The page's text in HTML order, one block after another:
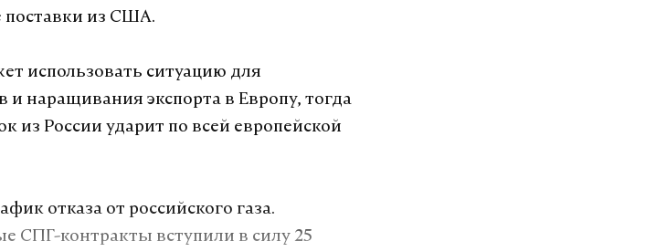
поставки из США.
использовать ситуацию для
и наращивания экспорта в Европу, тогда
из России ударит по всей европейской
отказа от российского газа.
СПГ-контракты вступили в силу 25